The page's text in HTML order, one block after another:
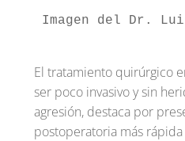
Imagen del Dr.
El tratamiento quirúrgico
ser poco invasivo y sin
agresión, destaca por
postoperatoria más